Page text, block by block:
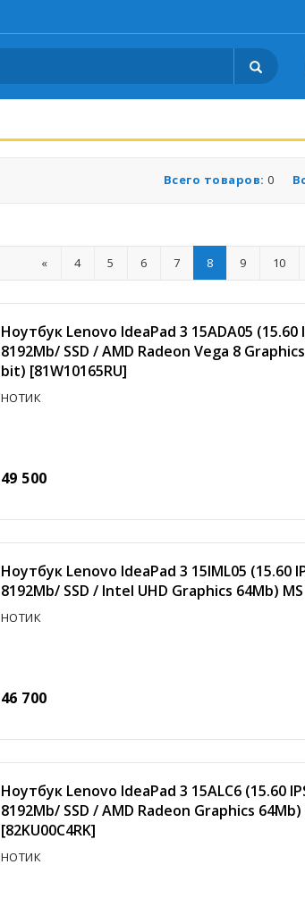
Всего товаров: 0
« 4 5 6 7 8 9 10
Ноутбук Lenovo IdeaPad 3 15ADA05 (15.60
8192Mb/ SSD / AMD Radeon Vega 8
bit) [81W10165RU]
НОТИК
49 500
Ноутбук Lenovo IdeaPad 3 15IML05 (15.60
8192Mb/ SSD / Intel UHD Graphics 64Mb)
НОТИК
46 700
Ноутбук Lenovo IdeaPad 3 15ALC6 (15.60
8192Mb/ SSD / AMD Radeon Graphics
[82KU00C4RK]
НОТИК